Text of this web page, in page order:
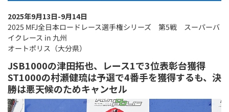
2025年9月13日-9月14日
2025 MFJ全日本ロードレース選手権シリーズ 第5戦 スーパーバ
イクレース in 九州
オートポリス（大分県）
JSB1000の津田拓也、レース1で3位表彰台獲得
ST1000の村瀬健琉は予選で4番手を獲得するも、決
勝は悪天候のためキャンセル